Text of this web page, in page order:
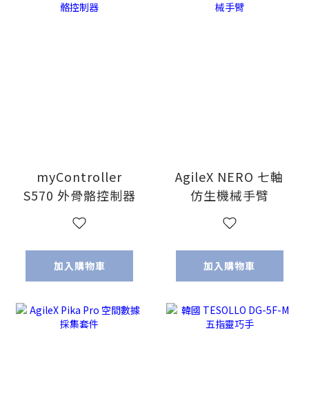
myController
S570 外骨骼控制器
加入購物車
AgileX NERO 七軸
仿生機械手臂
加入購物車